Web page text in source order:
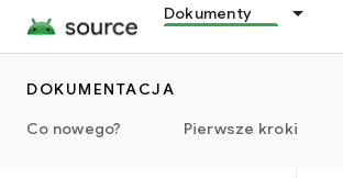
Dokumenty
DOKUMENTACJA
Co nowego?
Pierwsze kroki